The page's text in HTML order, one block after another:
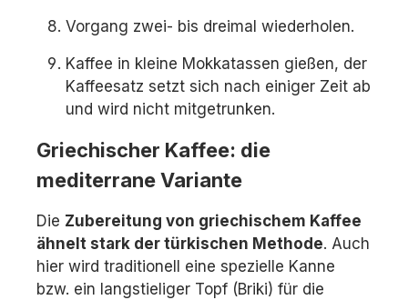
Vorgang zwei- bis dreimal wiederholen.
Kaffee in kleine Mokkatassen gießen, der
Kaffeesatz setzt sich nach einiger Zeit ab
und wird nicht mitgetrunken.
Griechischer Kaffee: die
mediterrane Variante
Die Zubereitung von griechischem Kaffee
ähnelt stark der türkischen Methode. Auch
hier wird traditionell eine spezielle Kanne
bzw. ein langstieliger Topf (Briki) für die